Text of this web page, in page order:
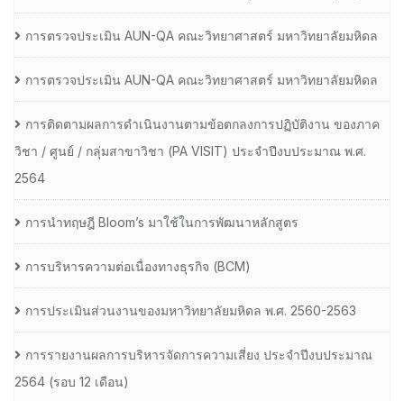
การตรวจประเมิน AUN-QA คณะวิทยาศาสตร์ มหาวิทยาลัยมหิดล
การตรวจประเมิน AUN-QA คณะวิทยาศาสตร์ มหาวิทยาลัยมหิดล
การติดตามผลการดำเนินงานตามข้อตกลงการปฏิบัติงาน ของภาค
วิชา / ศูนย์ / กลุ่มสาขาวิชา (PA VISIT) ประจำปีงบประมาณ พ.ศ.​
2564
การนำทฤษฎี Bloom’s มาใช้ในการพัฒนาหลักสูตร
การบริหารความต่อเนื่องทางธุรกิจ (BCM)
การประเมินส่วนงานของมหาวิทยาลัยมหิดล พ.ศ. 2560-2563
การรายงานผลการบริหารจัดการความเสี่ยง ประจำปีงบประมาณ
2564 (รอบ 12 เดือน)